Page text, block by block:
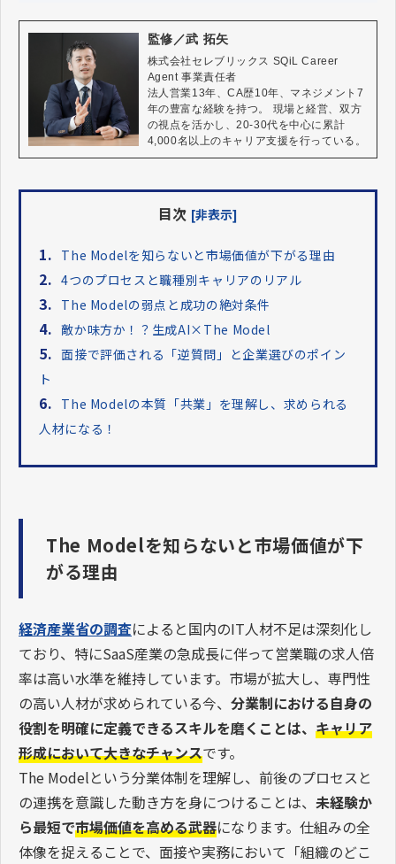
監修／武 拓矢
株式会社セレブリックス SQiL Career
Agent 事業責任者
法人営業13年、CA歴10年、マネジメント7
年の豊富な経験を持つ。 現場と経営、双方
の視点を活かし、20-30代を中心に累計
4,000名以上のキャリア支援を行っている。
目次 [非表示]
1. The Modelを知らないと市場価値が下がる理由
2. 4つのプロセスと職種別キャリアのリアル
3. The Modelの弱点と成功の絶対条件
4. 敵か味方か！？生成AI×The Model
5. 面接で評価される「逆質問」と企業選びのポイン
ト
6. The Modelの本質「共業」を理解し、求められる
人材になる！
The Modelを知らないと市場価値が下
がる理由
経済産業省の調査によると国内のIT人材不足は深刻化し
ており、特にSaaS産業の急成長に伴って営業職の求人倍
率は高い水準を維持しています。市場が拡大し、専門性
の高い人材が求められている今、 分業制における自身の
役割を明確に定義できるスキルを磨くことは、 キャリア
形成において大きなチャンスです。
The Modelという分業体制を理解し、前後のプロセスと
の連携を意識した動き方を身につけることは、 未経験か
ら最短で市場価値を高める武器になります。仕組みの全
体像を捉えることで、面接や実務において「組織のどこ